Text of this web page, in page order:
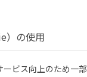
）の使用
ービス向上のため一